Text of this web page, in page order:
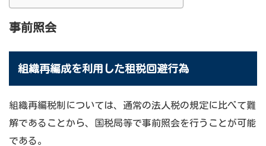
事前照会
組織再編成を利用した租税回避行為
組織再編税制については、通常の法人税の規定に比べて難
解であることから、国税局等で事前照会を行うことが可能
である。